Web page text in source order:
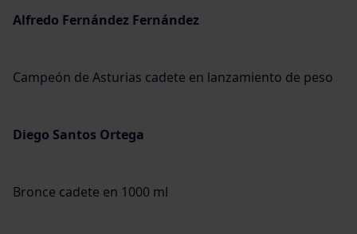
Alfredo Fernández Fernández
Campeón de Asturias cadete en lanzamiento de peso
Diego Santos Ortega
Bronce cadete en 1000 ml